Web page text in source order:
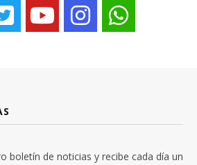
boletín de noticias y recibe cada día un